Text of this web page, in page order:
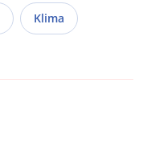
Klima